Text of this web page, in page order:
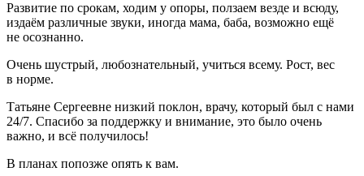
Развитие по срокам, ходим у опоры, ползаем везде и всюду,
издаём различные звуки, иногда мама, баба, возможно ещё
не осознанно.
Очень шустрый, любознательный, учиться всему. Рост, вес
в норме.
Татьяне Сергеевне низкий поклон, врачу, который был с нами
24/7. Спасибо за поддержку и внимание, это было очень
важно, и всё получилось!
В планах попозже опять к вам.